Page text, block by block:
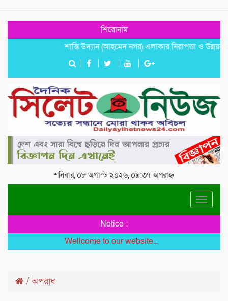
শিরোনাম
শান্তি উদ্যান (আহমেদ নগর) এলাকার নিরাপত্তা ও উন্নয়নমূলক
শনিবার, ০৮ অগাস্ট ২০২৬, ০৯:৩৭ অপরাহ্ন
Toggle
Notice :
Wellcome to our website...
/অপরাধ